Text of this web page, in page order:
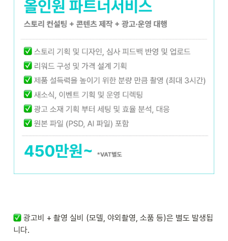
광고비 + 촬영 실비 (모델, 야외촬영, 소품 등)은 별도 발생됩
니다.